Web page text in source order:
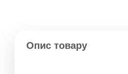
Опис товару